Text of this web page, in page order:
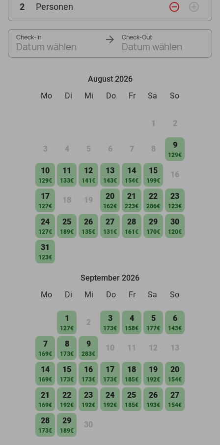
2 Personen remove_circle_outline add_circle_outline
Check-In
Datum wählen
Check-Out
Datum wählen
August 2026
Mo
Di Mi Do Fr Sa So
1 2
3 4 5 6 7 8 9
129€
10
129€
11
133€
12
141€
13
143€
14
154€
15
199€
16
17
127€
18 19 20
162€
21
223€
22
286€
23
123€
24
127€
25
189€
26
135€
27
131€
28
161€
29
170€
30
120€
31
123€
September 2026
Mo
Di Mi Do Fr Sa So
1
127€
2 3
173€
4
158€
5
177€
6
143€
7
169€
8
173€
9
283€
10 11 12 13
14
169€
15
173€
16
173€
17
173€
18
185€
19
192€
20
154€
21
169€
22
192€
23
192€
24
192€
25
185€
26
193€
27
154€
28
173€
29
189€
30